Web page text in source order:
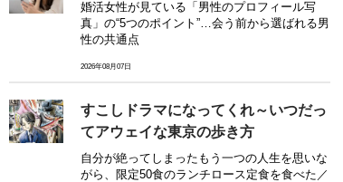
婚活女性が見ている「男性のプロフィール写
真」の“5つのポイント”…会う前から選ばれる男
性の共通点
2026年08月07日
すこしドラマになってくれ～いつだっ
てアウェイな東京の歩き方
自分が絶ってしまったもう一つの人生を思いな
がら、限定50食のランチロース定食を食べた／